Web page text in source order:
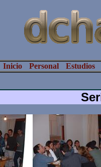
Inicio Personal Estudios